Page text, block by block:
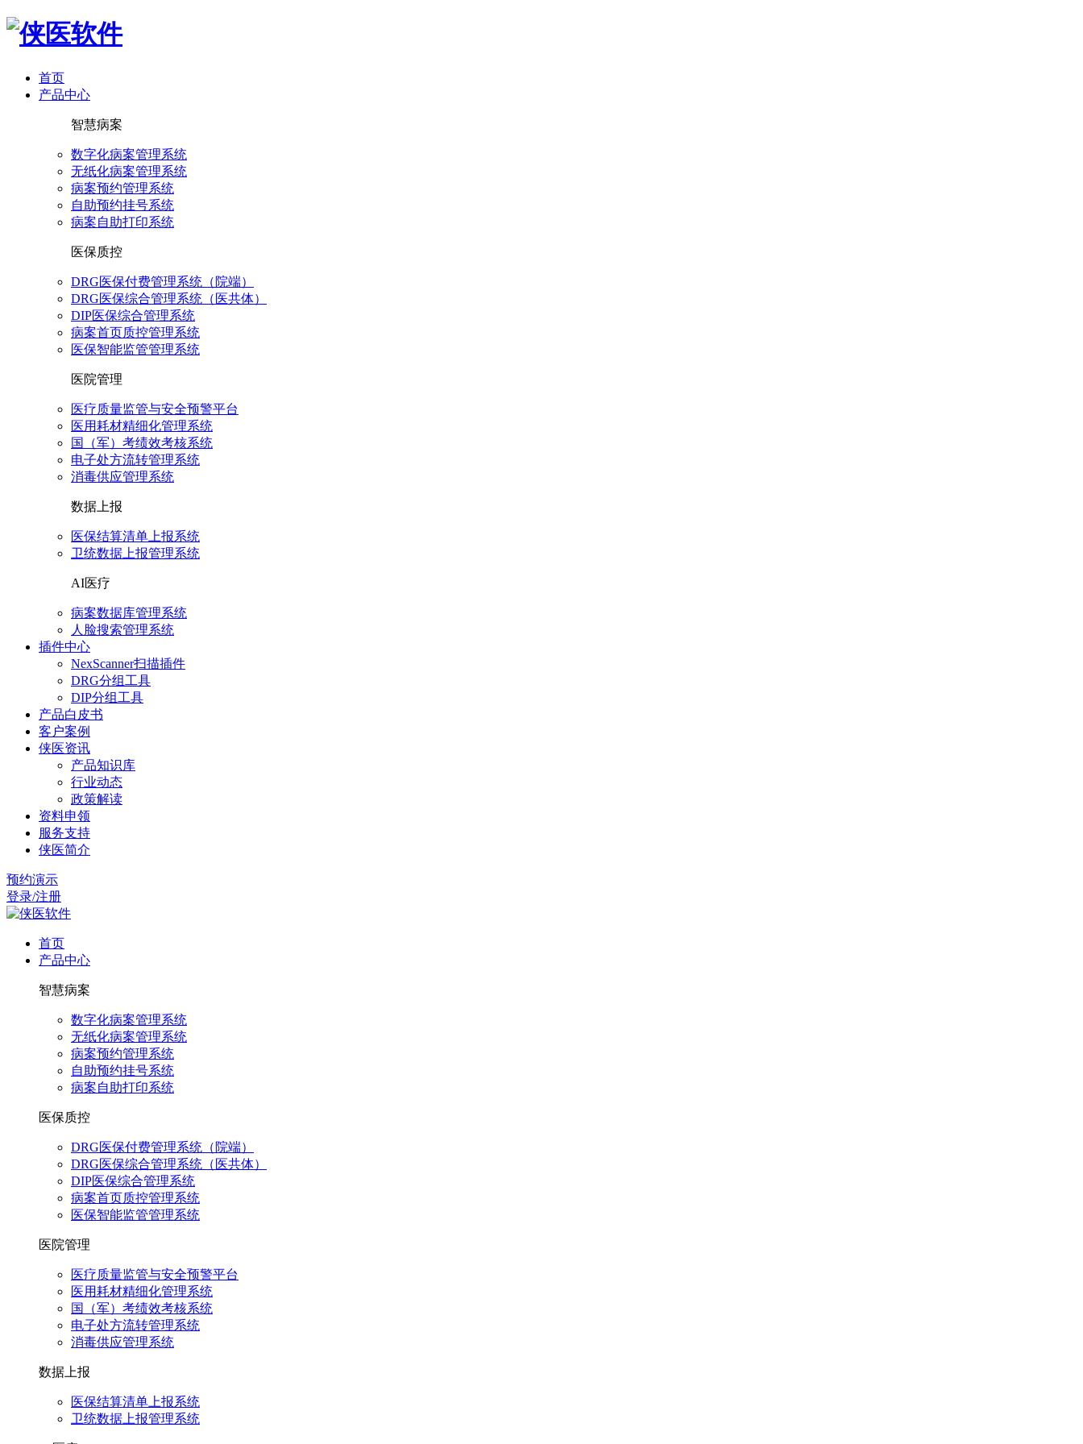
首页
产品中心
智慧病案
数字化病案管理系统
无纸化病案管理系统
病案预约管理系统
自助预约挂号系统
病案自助打印系统
医保质控
DRG医保付费管理系统（院端）
DRG医保综合管理系统（医共体）
DIP医保综合管理系统
病案首页质控管理系统
医保智能监管管理系统
医院管理
医疗质量监管与安全预警平台
医用耗材精细化管理系统
国（军）考绩效考核系统
电子处方流转管理系统
消毒供应管理系统
数据上报
医保结算清单上报系统
卫统数据上报管理系统
AI医疗
病案数据库管理系统
人脸搜索管理系统
插件中心
NexScanner扫描插件
DRG分组工具
DIP分组工具
产品白皮书
客户案例
侠医资讯
产品知识库
行业动态
政策解读
资料申领
服务支持
侠医简介
预约演示
登录/注册
首页
产品中心
智慧病案
数字化病案管理系统
无纸化病案管理系统
病案预约管理系统
自助预约挂号系统
病案自助打印系统
医保质控
DRG医保付费管理系统（院端）
DRG医保综合管理系统（医共体）
DIP医保综合管理系统
病案首页质控管理系统
医保智能监管管理系统
医院管理
医疗质量监管与安全预警平台
医用耗材精细化管理系统
国（军）考绩效考核系统
电子处方流转管理系统
消毒供应管理系统
数据上报
医保结算清单上报系统
卫统数据上报管理系统